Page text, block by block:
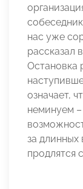
нас уже
рассказал
Остановка
означает,
неминуем
за
продлятся